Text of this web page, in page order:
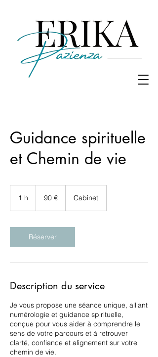
Guidance spirituelle
et Chemin de vie
1 h 90 € Cabinet
Réserver
Description du service
Je vous propose une séance unique, alliant
numérologie et guidance spirituelle,
conçue pour vous aider à comprendre le
sens de votre parcours et à retrouver
clarté, confiance et alignement sur votre
chemin de vie.